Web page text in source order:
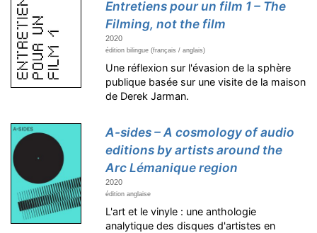
Entretiens pour un film 1 – The
Filming, not the film
2020
édition bilingue (français / anglais)
Une réflexion sur l'évasion de la sphère
publique basée sur une visite de la maison
de Derek Jarman.
A-sides – A cosmology of audio
editions by artists around the
Arc Lémanique region
2020
édition anglaise
L'art et le vinyle : une anthologie
analytique des disques d'artistes en